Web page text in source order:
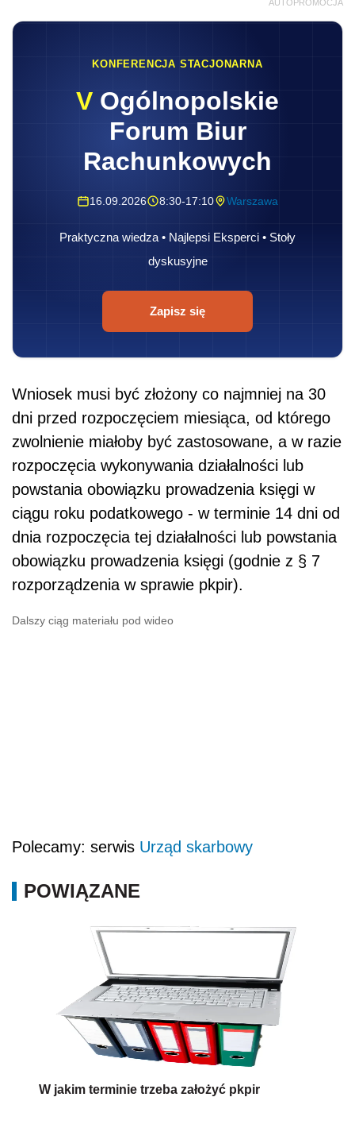
AUTOPROMOCJA
KONFERENCJA STACJONARNA
V Ogólnopolskie
Forum Biur
Rachunkowych
16.09.2026 8:30-17:10 Warszawa
Praktyczna wiedza • Najlepsi Eksperci • Stoły
dyskusyjne
Zapisz się
Wniosek musi być złożony co najmniej na 30
dni przed rozpoczęciem miesiąca, od którego
zwolnienie miałoby być zastosowane, a w razie
rozpoczęcia wykonywania działalności lub
powstania obowiązku prowadzenia księgi w
ciągu roku podatkowego - w terminie 14 dni od
dnia rozpoczęcia tej działalności lub powstania
obowiązku prowadzenia księgi (godnie z § 7
rozporządzenia w sprawie pkpir).
Dalszy ciąg materiału pod wideo
Polecamy: serwis Urząd skarbowy
POWIĄZANE
W jakim terminie trzeba założyć pkpir